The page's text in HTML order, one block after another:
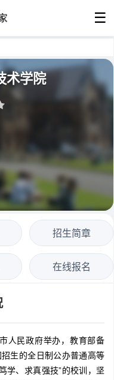
☰
术学院
招生简章
在线报名
民政府举办，教育部备
生的全日制公办普通高等
学、求真强技”的校训，坚